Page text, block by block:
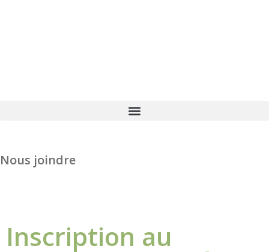
Nous joindre
Inscription au